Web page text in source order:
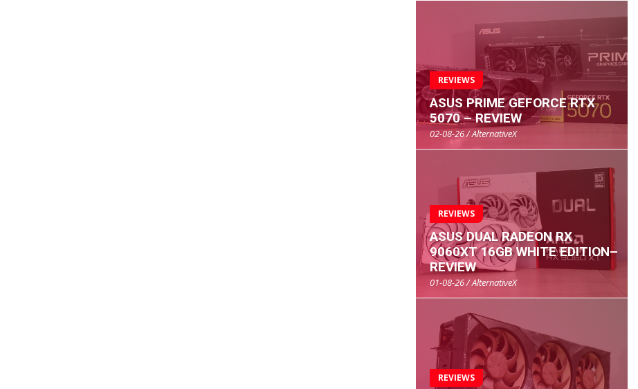
REVIEWS
ASUS PRIME GEFORCE RTX
5070 – REVIEW
02-08-26 / AlternativeX
REVIEWS
ASUS DUAL RADEON RX
9060XT 16GB WHITE EDITION–
REVIEW
01-08-26 / AlternativeX
REVIEWS